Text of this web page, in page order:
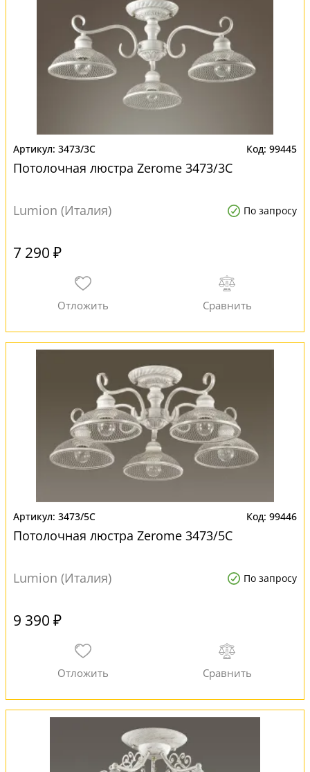
3473/3C 99445
Потолочная люстра Zerome 3473/3C
Lumion (Италия) По запросу
7 290 ₽
3473/5C 99446
Потолочная люстра Zerome 3473/5C
Lumion (Италия) По запросу
9 390 ₽